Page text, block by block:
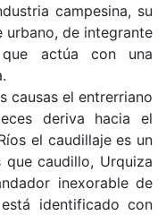
campesina, su
urbano, de integrante
actúa con una
el entrerriano
deriva hacia el
el caudillaje es un
caudi­llo, Urquiza
inexorable de
identificado con